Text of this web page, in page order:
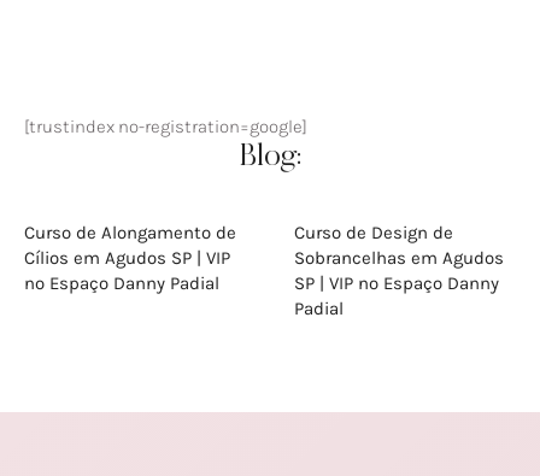
[trustindex no-registration=google]
Blog:
Curso de Alongamento de
Cílios em Agudos SP | VIP
no Espaço Danny Padial
Curso de Design de
Sobrancelhas em Agudos
SP | VIP no Espaço Danny
Padial